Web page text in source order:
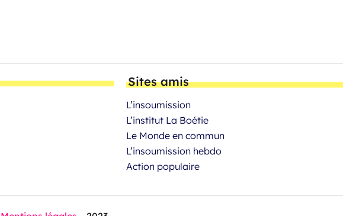
Sites amis
L’insoumission
L’institut La Boétie
Le Monde en commun
L’insoumission hebdo
Action populaire